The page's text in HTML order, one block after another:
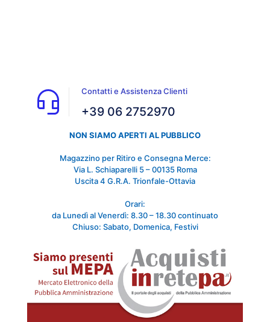
Contatti e Assistenza Clienti
+39 06 2752970
NON SIAMO APERTI AL PUBBLICO
Magazzino per Ritiro e Consegna Merce:
Via L. Schiaparelli 5 – 00135 Roma
Uscita 4 G.R.A. Trionfale-Ottavia
Orari:
da Lunedì al Venerdì: 8.30 – 18.30 continuato
Chiuso: Sabato, Domenica, Festivi